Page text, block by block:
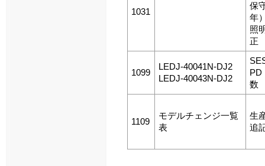
1031
保
年
照
正
1099
LEDJ-40041N-DJ2
LEDJ-40043N-DJ2
数
1109
モデルチェンジ一覧
表
生
追